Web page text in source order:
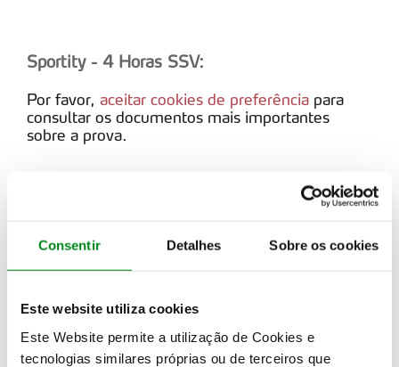
Consentir Detalhes Sobre os cookies
Este website utiliza cookies
Este Website permite a utilização de Cookies e
tecnologias similares próprias ou de terceiros que
Sportity - 4 Horas SSV:
Por favor, aceitar cookies de preferência para
consultar os documentos mais importantes
sobre a prova.
ÚLTIMAS
“Teambuilding” em Fronteira
Portugueses reconquistam Fronteira